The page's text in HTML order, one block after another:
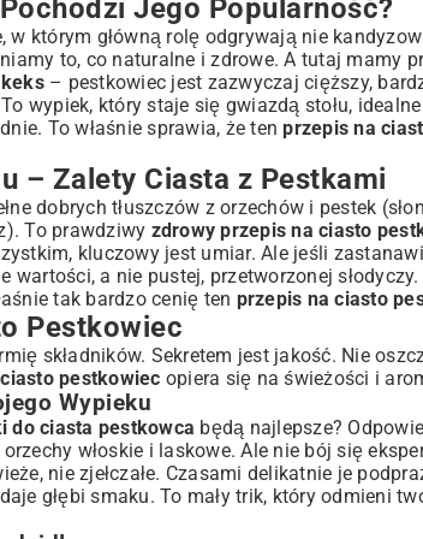
Wypiek Gwarantowany
Smaki
i Smak?
Spotkań
Jego Popularność?
którym główną rolę odgrywają nie
to, co naturalne i zdrowe. A tutaj mamy
– pestkowiec jest zazwyczaj cięższy,
wypiek, który staje się gwiazdą stołu, idealne
To właśnie sprawia, że tenprzepis na
– Zalety Ciasta z Pestkami
dobrych tłuszczów z orzechów i pestek
To prawdziwy zdrowy przepis na ciasto
kluczowy jest umiar. Ale jeśli
wartości, a nie pustej, przetworzonej
tak bardzo cenię ten przepis na ciasto
Pestkowiec
składników. Sekretem jest jakość. Nie
pestkowiec opiera się na świeżości i
Wypieku
do ciasta pestkowca będą najlepsze?
włoskie i laskowe. Ale nie bój się
nie zjełczałe. Czasami delikatnie je
głębi smaku. To mały trik, który odmieni